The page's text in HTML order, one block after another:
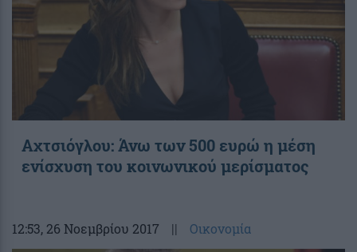
Αχτσιόγλου: Άνω των 500 ευρώ η μέση
ενίσχυση του κοινωνικού μερίσματος
12:53, 26 Νοεμβρίου 2017 || Οικονομία